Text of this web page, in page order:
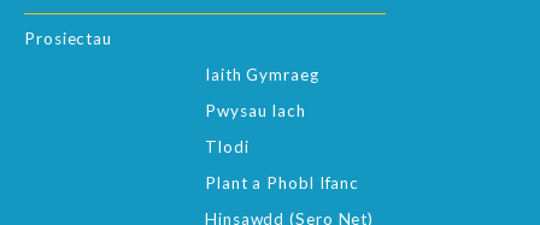
Prosiectau
Iaith Gymraeg
Pwysau Iach
Tlodi
Plant a Phobl Ifanc
Hinsawdd (Sero Net)